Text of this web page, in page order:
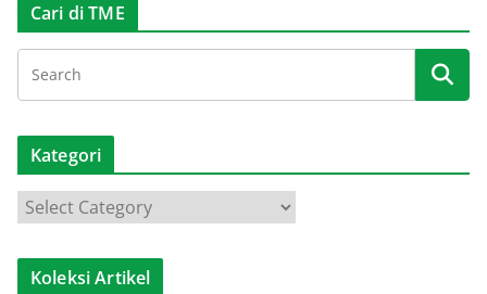
Cari di TME
Kategori
a
t
Koleksi Artikel